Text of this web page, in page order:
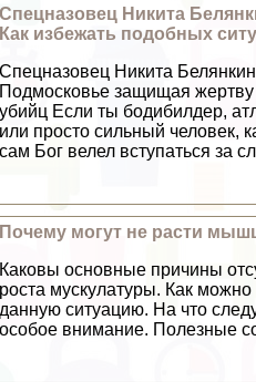
Спецназовец Никита
Как избежать подобных
Спецназовец Никита
Подмосковье защищая жертву
убийц Если ты бодибилдер,
или просто сильный человек,
сам Бог велел вступаться за
Почему могут не расти
Каковы основные причины
роста мускулатуры. Как можно
данную ситуацию. На что
особое внимание. Полезные